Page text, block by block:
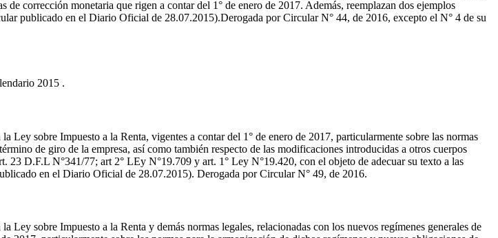
corrección monetaria que rigen a contar del 1° de enero de 2017. Además, reemplazan dos ejemplos
publicado en el Diario Oficial de 28.07.2015).Derogada por Circular N° 44, de 2016, excepto el N° 4 de su
2015 .
sobre Impuesto a la Renta, vigentes a contar del 1° de enero de 2017, particularmente sobre las normas
de giro de la empresa, así como también respecto de las modificaciones introducidas a otros cuerpos
D.F.L N°341/77; art 2° LEy N°19.709 y art. 1° Ley N°19.420, con el objeto de adecuar su texto a las
en el Diario Oficial de 28.07.2015). Derogada por Circular N° 49, de 2016.
sobre Impuesto a la Renta y demás normas legales, relacionadas con los nuevos regímenes generales de